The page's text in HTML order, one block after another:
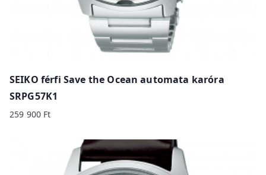
SEIKO férfi Save the Ocean automata karóra
SRPG57K1
259 900 Ft